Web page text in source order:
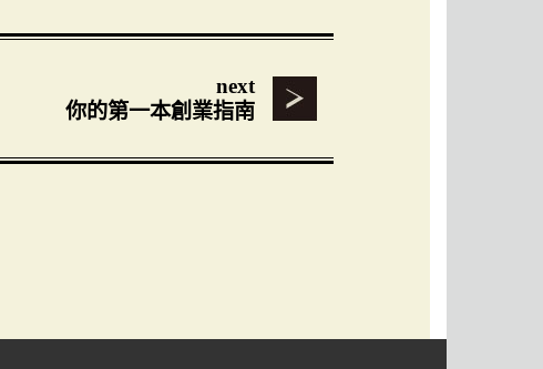
next
你的第一本創業指南